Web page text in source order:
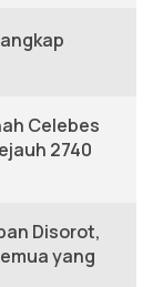
Celebes
2740
Disorot,
yang